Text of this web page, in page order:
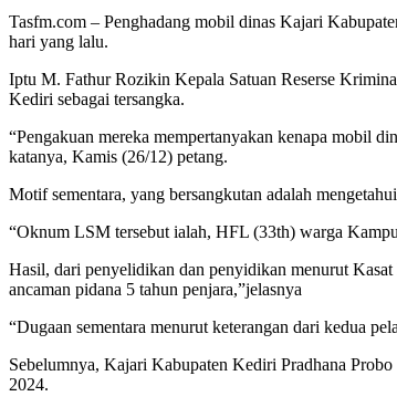
Tasfm.com – Penghadang mobil dinas Kajari
hari yang lalu.
Iptu M. Fathur Rozikin Kepala Satuan Reserse
Kediri sebagai tersangka.
“Pengakuan mereka mempertanyakan kenapa mobil
katanya, Kamis (26/12) petang.
Motif sementara, yang bersangkutan adalah
“Oknum LSM tersebut ialah, HFL (33th) warga
Hasil, dari penyelidikan dan penyidikan menurut
ancaman pidana 5 tahun penjara,”jelasnya
“Dugaan sementara menurut keterangan dari kedua
Sebelumnya, Kajari Kabupaten Kediri Pradhana
2024.